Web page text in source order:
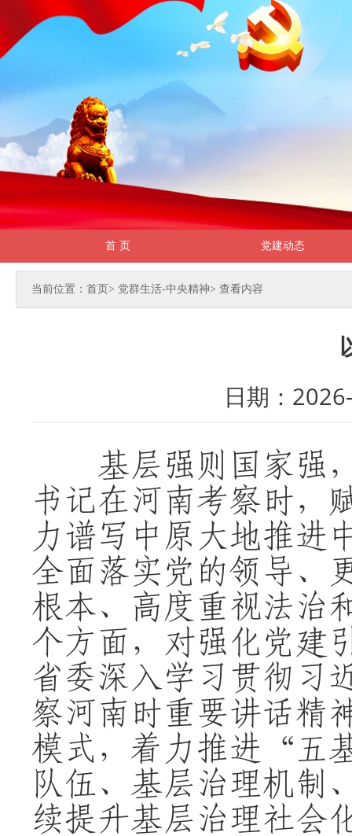
首 页 党建动态
当前位置：首页 > 党群生活-中央精神> 查看内容
日期：
基层强则国家强，
书记在河南考察时，
力谱写中原大地推进
全面落实党的领导、
根本、高度重视法治
个方面，对强化党建
省委深入学习贯彻习
察河南时重要讲话精
模式，着力推进“五
队伍、基层治理机制
续提升基层治理社会